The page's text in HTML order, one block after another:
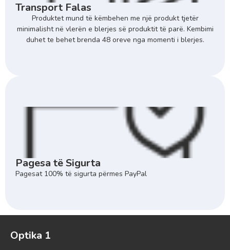
Transport Falas
Produktet mund të këmbehen me një produkt tjetër
minimalisht në vlerën e blerjes së produktit të parë. Kembimi
duhet te behet brenda 48 oreve nga momenti i blerjes.
Pagesa të Sigurta
Pagesat 100% të sigurta përmes PayPal
Optika 1